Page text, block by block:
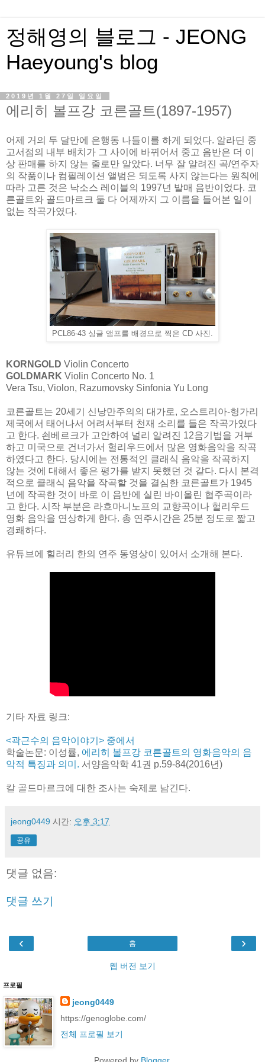
정해영의 블로그 - JEONG
Haeyoung's blog
2019년 1월 27일 일요일
에리히 볼프강 코른골트(1897-1957)
어제 거의 두 달만에 은행동 나들이를 하게 되었다. 알라딘 중
고서점의 내부 배치가 그 사이에 바뀌어서 중고 음반은 더 이
상 판매를 하지 않는 줄로만 알았다. 너무 잘 알려진 곡/연주자
의 작품이나 컴필레이션 앨범은 되도록 사지 않는다는 원칙에
따라 고른 것은 낙소스 레이블의 1997년 발매 음반이었다. 코
른골트와 골드마르크 둘 다 어제까지 그 이름을 들어본 일이
없는 작곡가였다.
PCL86-43 싱글 앰프를 배경으로 찍은 CD 사진.
KORNGOLD Violin Concerto
GOLDMARK Violin Concerto No. 1
Vera Tsu, Violon, Razumovsky Sinfonia Yu Long
코른골트는 20세기 신낭만주의의 대가로, 오스트리아-헝가리
제국에서 태어나서 어려서부터 천재 소리를 들은 작곡가였다
고 한다. 쇤베르크가 고안하여 널리 알려진 12음기법을 거부
하고 미국으로 건너가서 헐리우드에서 많은 영화음악을 작곡
하였다고 한다. 당시에는 전통적인 클래식 음악을 작곡하지
않는 것에 대해서 좋은 평가를 받지 못했던 것 같다. 다시 본격
적으로 클래식 음악을 작곡할 것을 결심한 코른골트가 1945
년에 작곡한 것이 바로 이 음반에 실린 바이올린 협주곡이라
고 한다. 시작 부분은 라흐마니노프의 교향곡이나 헐리우드
영화 음악을 연상하게 한다. 총 연주시간은 25분 정도로 짧고
경쾌하다.
유튜브에 힐러리 한의 연주 동영상이 있어서 소개해 본다.
기타 자료 링크:
<곽근수의 음악이야기> 중에서
학술논문: 이성률, 에리히 볼프강 코른골트의 영화음악의 음
악적 특징과 의미. 서양음악학 41권 p.59-84(2016년)
칼 골드마르크에 대한 조사는 숙제로 남긴다.
jeong0449 시간: 오후 3:17
공유
댓글 없음:
댓글 쓰기
‹ ›
홈
웹 버전 보기
프로필
jeong0449
https://genoglobe.com/
전체 프로필 보기